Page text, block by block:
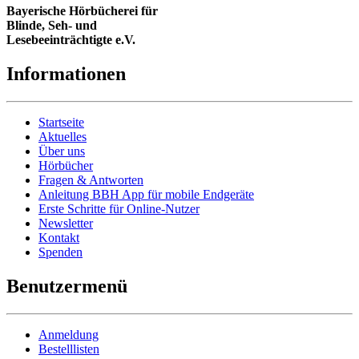
Bayerische Hörbücherei für
Blinde, Seh- und
Lesebeeinträchtigte e.V.
Informationen
Startseite
Aktuelles
Über uns
Hörbücher
Fragen & Antworten
Anleitung BBH App für mobile Endgeräte
Erste Schritte für Online-Nutzer
Newsletter
Kontakt
Spenden
Benutzermenü
Anmeldung
Bestelllisten